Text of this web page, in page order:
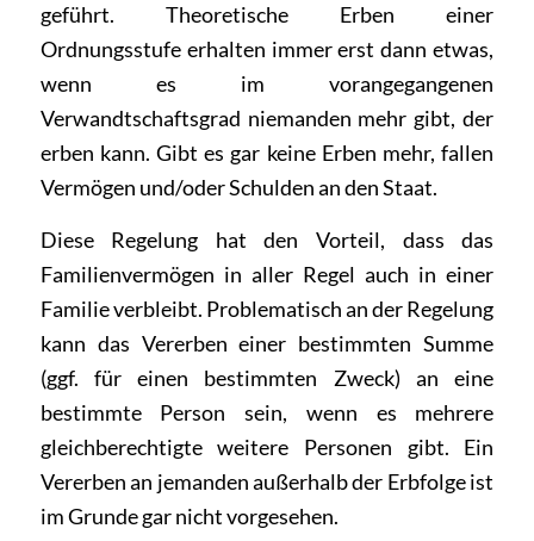
geführt. Theoretische Erben einer
Ordnungsstufe erhalten immer erst dann etwas,
wenn es im vorangegangenen
Verwandtschaftsgrad niemanden mehr gibt, der
erben kann. Gibt es gar keine Erben mehr, fallen
Vermögen und/oder Schulden an den Staat.
Diese Regelung hat den Vorteil, dass das
Familienvermögen in aller Regel auch in einer
Familie verbleibt. Problematisch an der Regelung
kann das Vererben einer bestimmten Summe
(ggf. für einen bestimmten Zweck) an eine
bestimmte Person sein, wenn es mehrere
gleichberechtigte weitere Personen gibt. Ein
Vererben an jemanden außerhalb der Erbfolge ist
im Grunde gar nicht vorgesehen.